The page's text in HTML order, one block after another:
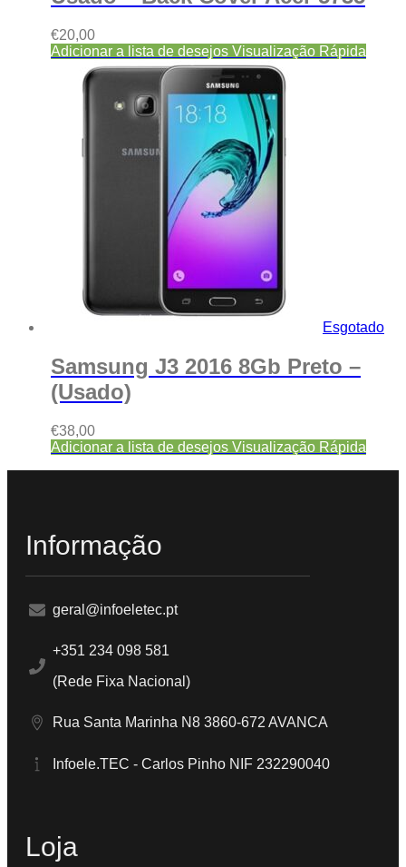
€20,00
Adicionar a lista de desejos Visualização Rápida
Esgotado
Samsung J3 2016 8Gb Preto –
(Usado)
€38,00
Adicionar a lista de desejos Visualização Rápida
Informação
geral@infoeletec.pt
+351 234 098 581
(Rede Fixa Nacional)
Rua Santa Marinha N8 3860-672 AVANCA
Infoele.TEC - Carlos Pinho NIF 232290040
Loja